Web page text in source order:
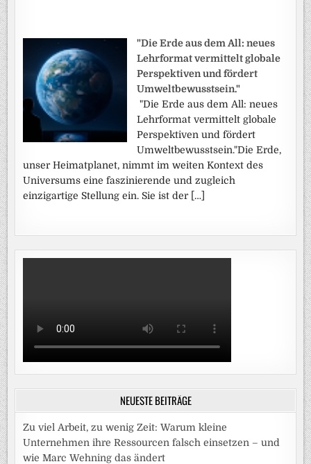
"Die Erde aus dem All: neues
Lehrformat vermittelt globale
Perspektiven und fördert
Umweltbewusstsein."
"Die Erde aus dem All: neues
Lehrformat vermittelt globale
Perspektiven und fördert
Umweltbewusstsein."Die Erde,
unser Heimatplanet, nimmt im weiten Kontext des
Universums eine faszinierende und zugleich
einzigartige Stellung ein. Sie ist der […]
NEUESTE BEITRÄGE
Zu viel Arbeit, zu wenig Zeit: Warum kleine
Unternehmen ihre Ressourcen falsch einsetzen – und
wie Marc Wehning das ändert